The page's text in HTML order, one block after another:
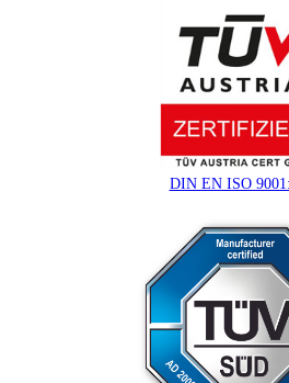
DIN EN ISO